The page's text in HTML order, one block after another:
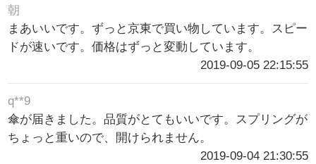
朝
まあいいです。ずっと京東で買い物しています。スピー
ドが速いです。価格はずっと変動しています。
2019-09-05 22:15:55
q**9
傘が届きました。品質がとてもいいです。スプリングが
ちょっと重いので、開けられません。
2019-09-04 21:30:55